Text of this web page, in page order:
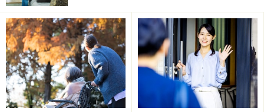
「生活に全く支障がない」
現在の年金額について満足しているか、の問いに「満足
している」と回答した今回の投稿者。
その理由として「一人暮らしで月23万～24万円の年金額
で生活に全く支障がありません」と語っています。